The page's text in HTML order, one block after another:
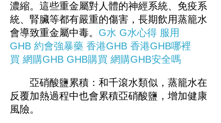
濃縮。這些重金屬對人體的神經系統、免疫系
統、腎臟等都有嚴重的傷害，長期飲用蒸籠水
會導致重金屬中毒。 G水 G水心得 服用
GHB 約會強暴藥 香港GHB 香港GHB哪裡
買 網購GHB GHB購買 網購GHB安全嗎
亞硝酸鹽累積：和千滾水類似，蒸籠水在
反覆加熱過程中也會累積亞硝酸鹽，增加健康
風險。